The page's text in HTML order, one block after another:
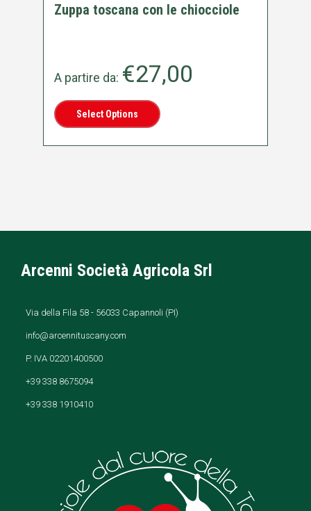
Zuppa toscana con le chiocciole
A partire da: €27,00
Select Options
Arcenni Società Agricola Srl
Via della Fila 58 - 56033 Capannoli (PI)
info@arcennituscany.com
P. IVA 02201400500
+39 338 8675094
+39 338 1910410